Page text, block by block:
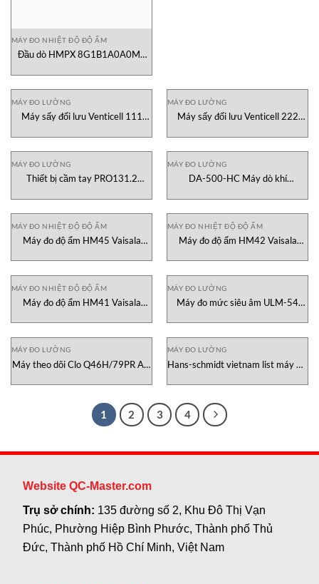
MÁY ĐO NHIỆT ĐỘ ĐỘ ẨM
Đầu dò HMPX 8G1B1A0A0M0
MÁY ĐO LƯỜNG
Máy sấy đối lưu Venticell 111
MÁY ĐO LƯỜNG
Máy sấy đối lưu Venticell 222
MÁY ĐO LƯỜNG
Thiết bị cầm tay PRO131.2
MÁY ĐO LƯỜNG
DA-500-HC Máy dò khí
MÁY ĐO NHIỆT ĐỘ ĐỘ ẨM
Máy đo độ ẩm HM45 Vaisala
MÁY ĐO NHIỆT ĐỘ ĐỘ ẨM
Máy đo độ ẩm HM42 Vaisala
MÁY ĐO NHIỆT ĐỘ ĐỘ ẨM
Máy đo độ ẩm HM41 Vaisala
MÁY ĐO LƯỜNG
Máy đo mức siêu âm ULM-54
MÁY ĐO LƯỜNG
Máy theo dõi Clo Q46H/79PR ATI
MÁY ĐO LƯỜNG
Hans-schmidt vietnam list máy Đo
1 2 3 4
Website QC-Master.com
Trụ sở chính: 135 đường số 2, Khu Đô Thị Vạn
Phúc, Phường Hiệp Bình Phước, Thành phố Thủ
Đức, Thành phố Hồ Chí Minh, Việt Nam